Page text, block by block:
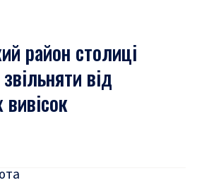
район столиці
від